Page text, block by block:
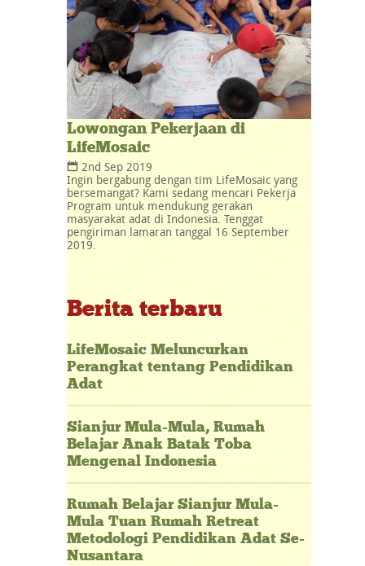
Lowongan Pekerjaan di
LifeMosaic
2nd Sep 2019
Ingin bergabung dengan tim LifeMosaic yang
bersemangat? Kami sedang mencari Pekerja
Program untuk mendukung gerakan
masyarakat adat di Indonesia. Tenggat
pengiriman lamaran tanggal 16 September
2019.
Berita terbaru
LifeMosaic Meluncurkan
Perangkat tentang Pendidikan
Adat
Sianjur Mula-Mula, Rumah
Belajar Anak Batak Toba
Mengenal Indonesia
Rumah Belajar Sianjur Mula-
Mula Tuan Rumah Retreat
Metodologi Pendidikan Adat Se-
Nusantara